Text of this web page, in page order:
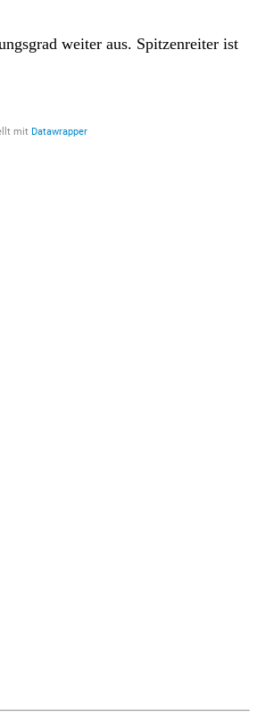
weiter aus. Spitzenreiter ist